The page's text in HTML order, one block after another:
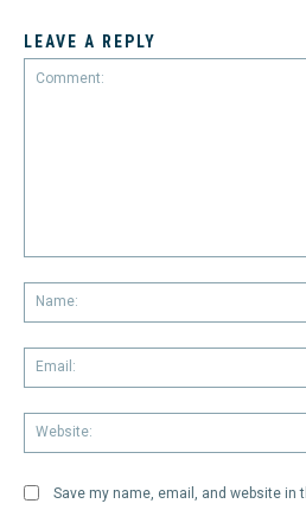
LEAVE A REPLY
Save my name, email, and website in